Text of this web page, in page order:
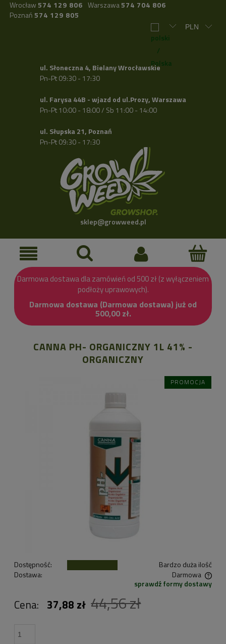
Wrocław 574 129 806 Warszawa574 704 806
Poznań 574 129 805
ul. Słoneczna 4, Bielany Wrocławskie
Pn-Pt 09:30 - 17:30
ul. Farysa 44B - wjazd od ul.Prozy, Warszawa
Pn-Pt 10:00 - 18:00 / Sb 11:00 - 14:00
ul. Słupska 21, Poznań
Pn-Pt 09:30 - 17:30
sklep@growweed.pl
Darmowa dostawa dla zamówień od 500 zł (z wyłączeniem
podłoży uprawowych).
Darmowa dostawa (Darmowa dostawa) już od
500,00 zł.
CANNA PH- ORGANICZNY 1L 41% -
ORGANICZNY
PROMOCJA
Dostępność:
Bardzo duża ilość
Dostawa:
Darmowa
Cena nie zawiera ewentualnych kosztów płatnościsprawdź formy dostawy
Cena: 37,88 zł 44,56 zł